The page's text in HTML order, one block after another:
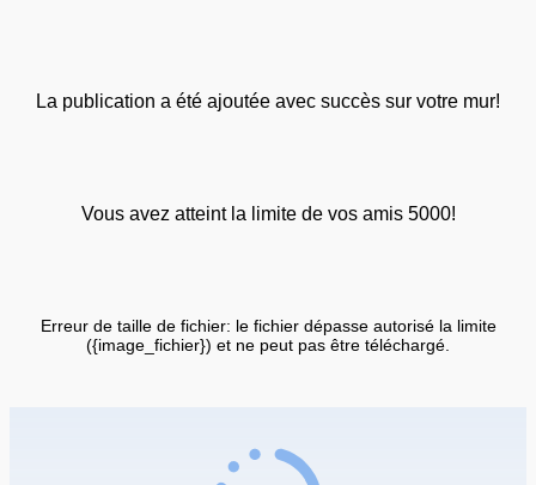
La publication a été ajoutée avec succès sur votre mur!
Vous avez atteint la limite de vos amis 5000!
Erreur de taille de fichier: le fichier dépasse autorisé la limite
({image_fichier}) et ne peut pas être téléchargé.